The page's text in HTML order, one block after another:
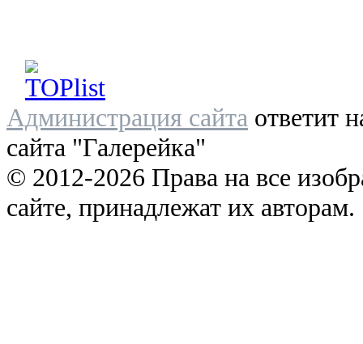
Администрация сайта ответит
сайта "Галерейка"
© 2012-2026 Права на все
сайте, принадлежат их авторам.